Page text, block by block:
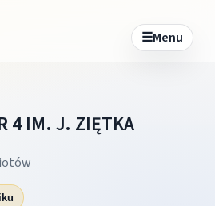
☰Menu
4 IM. J. ZIĘTKA